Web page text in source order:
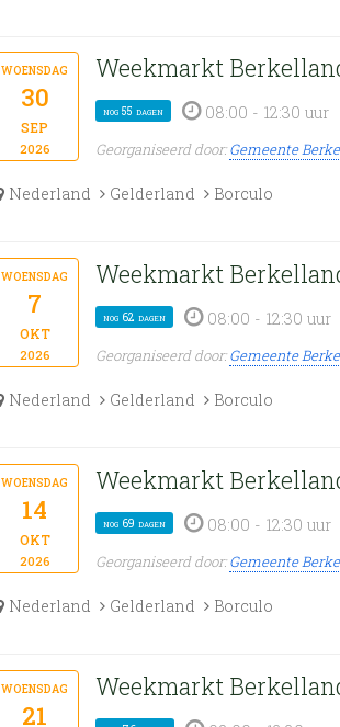
woensdag
30
sep
2026
Weekmarkt
nog 55 dagen 08:00 - 12:30 uur
Georganiseerd door:Gemeente
Nederland Gelderland Borculo
woensdag
7
okt
2026
Weekmarkt
nog 62 dagen 08:00 - 12:30 uur
Georganiseerd door:Gemeente
Nederland Gelderland Borculo
woensdag
14
okt
2026
Weekmarkt
nog 69 dagen 08:00 - 12:30 uur
Georganiseerd door:Gemeente
Nederland Gelderland Borculo
woensdag
21
Weekmarkt